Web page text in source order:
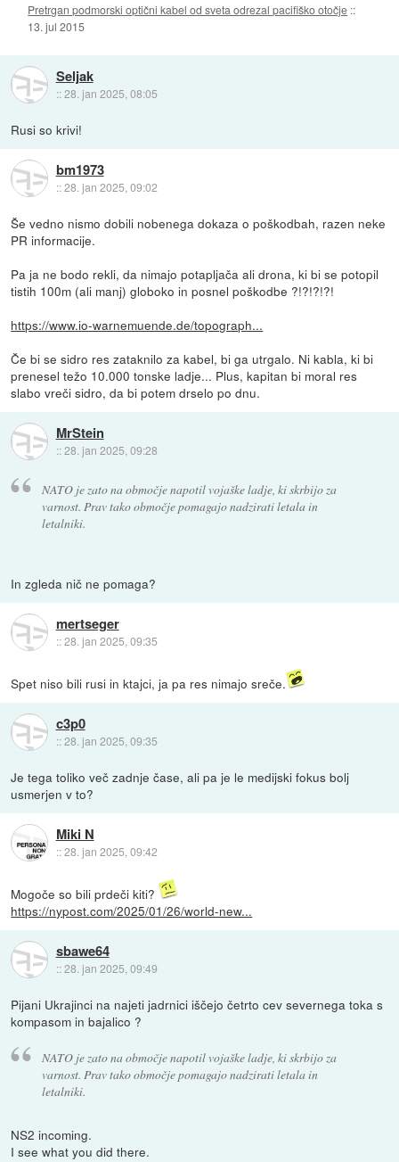
Pretrgan podmorski optični kabel od sveta odrezal pacifiško otočje ::
13. jul 2015
Seljak
::28. jan 2025, 08:05
Rusi so krivi!
bm1973
::28. jan 2025, 09:02
Še vedno nismo dobili nobenega dokaza o poškodbah, razen neke
PR informacije.
Pa ja ne bodo rekli, da nimajo potapljača ali drona, ki bi se potopil
tistih 100m (ali manj) globoko in posnel poškodbe ?!?!?!?!
https://www.io-warnemuende.de/topograph...
Če bi se sidro res zataknilo za kabel, bi ga utrgalo. Ni kabla, ki bi
prenesel težo 10.000 tonske ladje... Plus, kapitan bi moral res
slabo vreči sidro, da bi potem drselo po dnu.
MrStein
::28. jan 2025, 09:28
NATO je zato na območje napotil vojaške ladje, ki skrbijo za
varnost. Prav tako območje pomagajo nadzirati letala in
letalniki.
In zgleda nič ne pomaga?
mertseger
::28. jan 2025, 09:35
Spet niso bili rusi in ktajci, ja pa res nimajo sreče.
c3p0
::28. jan 2025, 09:35
Je tega toliko več zadnje čase, ali pa je le medijski fokus bolj
usmerjen v to?
Miki N
::28. jan 2025, 09:42
Mogoče so bili prdeči kiti?
https://nypost.com/2025/01/26/world-new...
sbawe64
::28. jan 2025, 09:49
Pijani Ukrajinci na najeti jadrnici iščejo četrto cev severnega toka s
kompasom in bajalico ?
NATO je zato na območje napotil vojaške ladje, ki skrbijo za
varnost. Prav tako območje pomagajo nadzirati letala in
letalniki.
NS2 incoming.
I see what you did there.